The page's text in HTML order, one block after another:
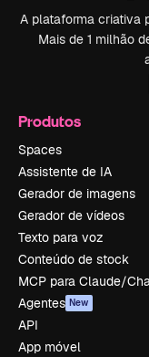
A plataforma criativa
Mais de 1 milhão
Produtos
Spaces
Assistente de IA
Gerador de imagens
Gerador de vídeos
Texto para voz
Conteúdo de stock
MCP para Claude/
Agentes New
API
App móvel